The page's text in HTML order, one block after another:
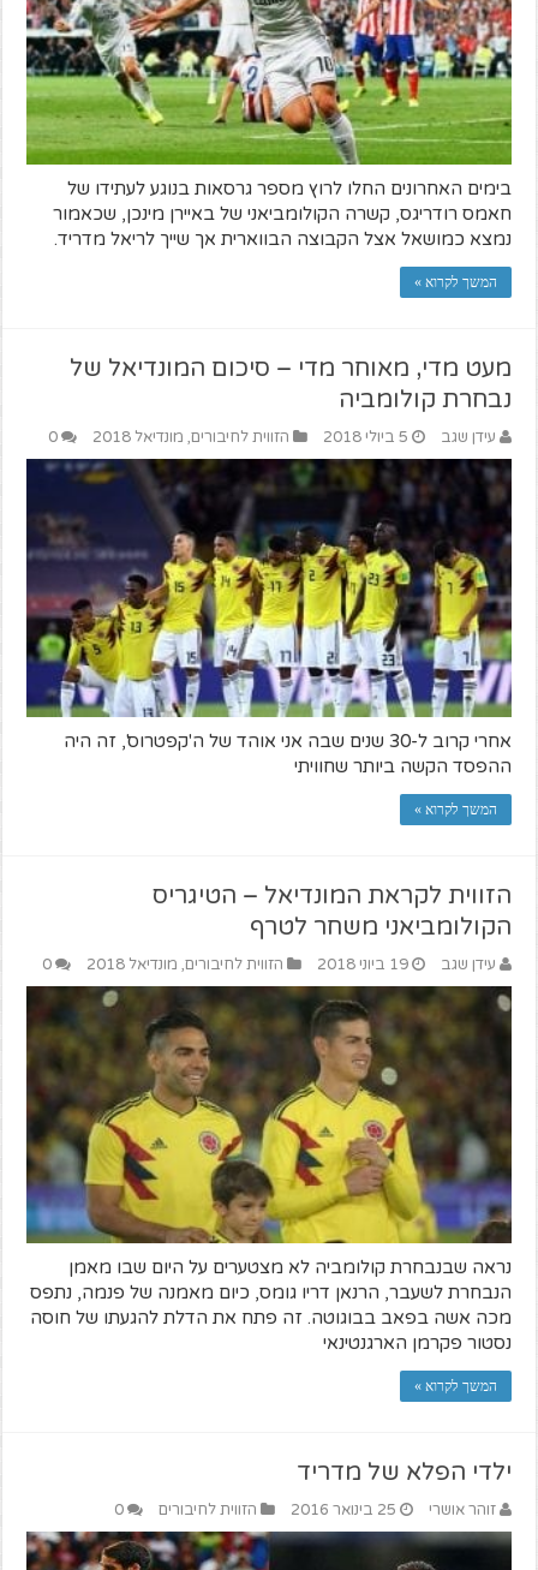
בימים האחרונים החלו לרוץ מספר גרסאות בנוגע לעתידו של
חאמס רודריגס, קשרה הקולומביאני של באיירן מינכן, שכאמור
נמצא כמושאל אצל הקבוצה הבווארית אך שייך לריאל מדריד.
המשך לקרוא »
מעט מדי, מאוחר מדי – סיכום המונדיאל של
נבחרת קולומביה
עידן שגב 5 ביולי 2018 הזווית לחיבורים, מונדיאל 2018 0
אחרי קרוב ל-30 שנים שבה אני אוהד של ה'קפטרוס', זה היה
ההפסד הקשה ביותר שחוויתי
המשך לקרוא »
הזווית לקראת המונדיאל – הטיגריס
הקולומביאני משחר לטרף
עידן שגב 19 ביוני 2018 הזווית לחיבורים, מונדיאל 2018 0
נראה שבנבחרת קולומביה לא מצטערים על היום שבו מאמן
הנבחרת לשעבר, הרנאן דריו גומס, כיום מאמנה של פנמה, נתפס
מכה אשה בפאב בבוגוטה. זה פתח את הדלת להגעתו של חוסה
נסטור פקרמן הארגנטינאי
המשך לקרוא »
ילדי הפלא של מדריד
זוהר אושרי 25 בינואר 2016 הזווית לחיבורים 0